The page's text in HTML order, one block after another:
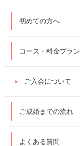
初めての方へ
コース・料金プラン
ご入会について
ご成婚までの流れ
よくある質問